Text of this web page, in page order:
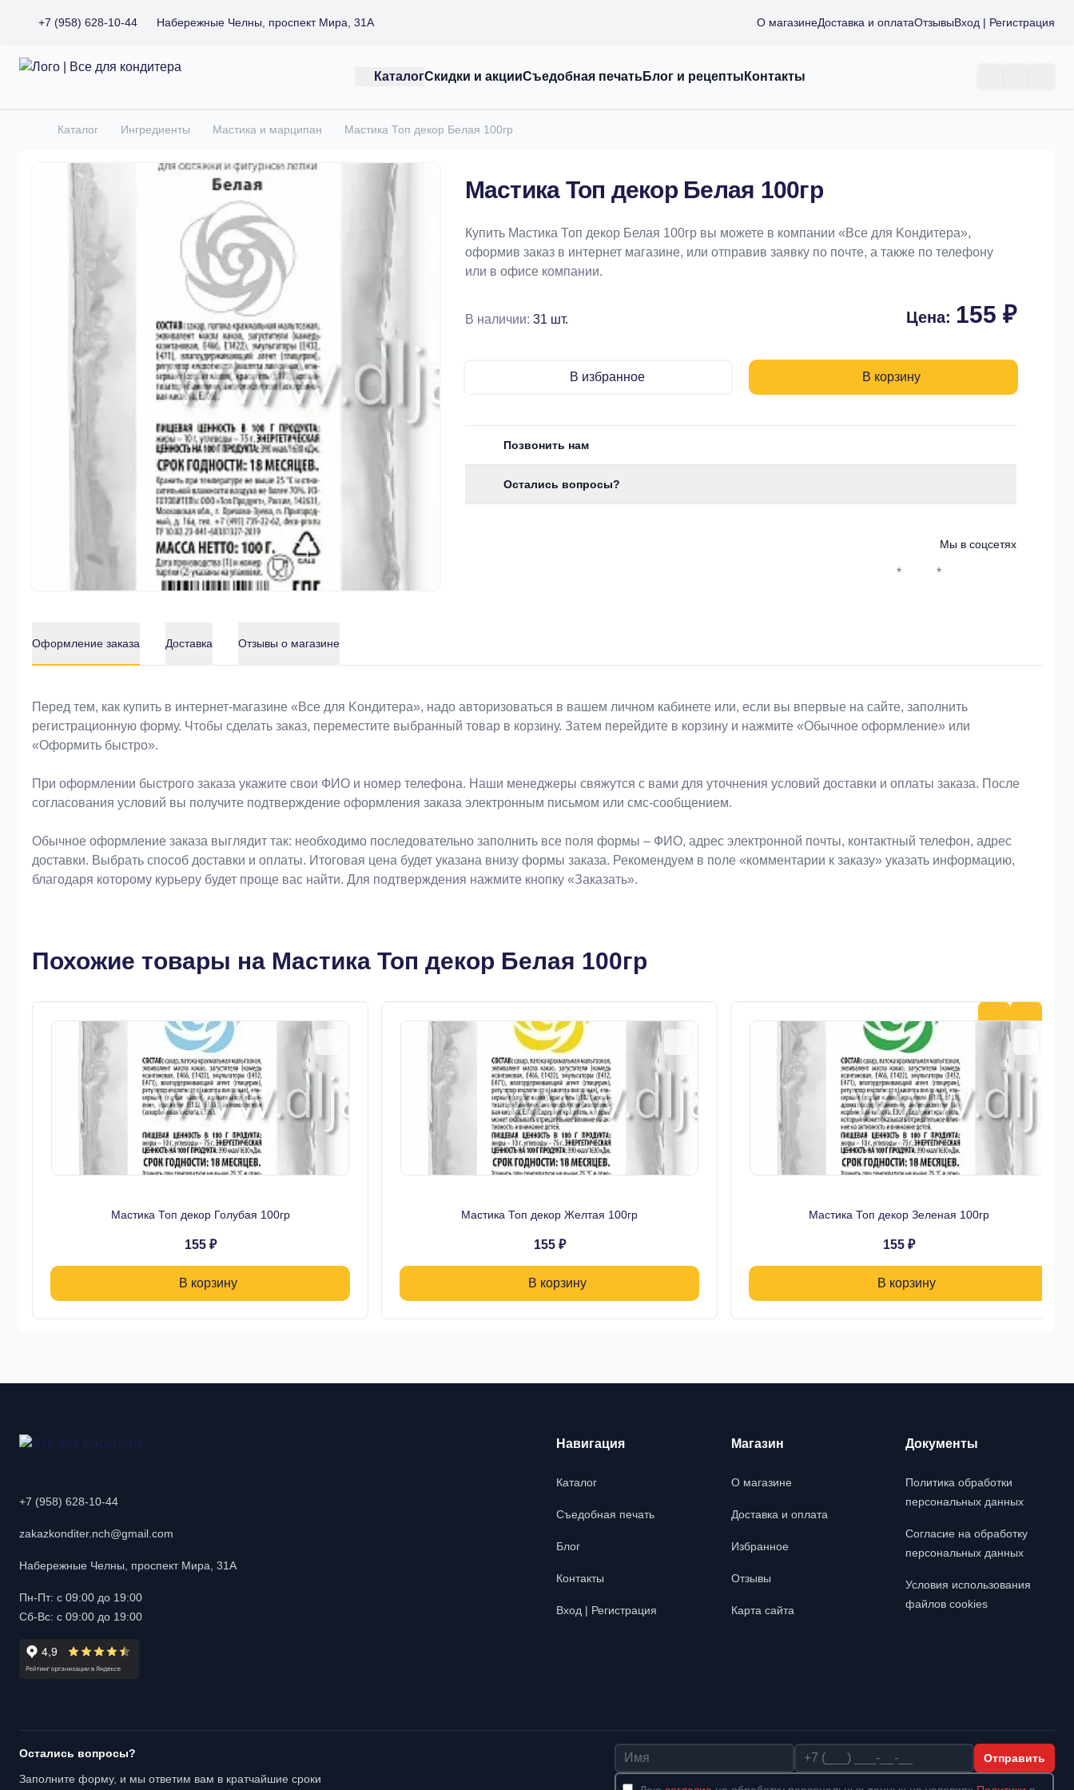
+7 (958) 628-10-44 Набережные Челны, проспект Мира, 31А О магазинеДоставка и оплатаОтзывыВход | Регистрация
Все для кондитера
КаталогСкидки и акцииСъедобная печатьБлог и рецепты Контакты
Главная
Каталог Ингредиенты Мастика и марципан Мастика Топ декор Белая 100гр
Мастика Топ декор Белая 100гр
Купить Мастика Топ декор Белая 100гр вы можете в компании «Bce для Koндитeрa»,
оформив заказ в интернет магазине, или отправив заявку по почте, а также по телефону
или в офисе компании.
В наличии: 31 шт. Цена: 155 ₽
В избранное В корзину
Позвонить нам
Остались вопросы?
Мы в соцсетях
* *
Оформление заказа Доставка Отзывы о магазине
Оформление заказа
Перед тем, как купить в интернет-магазине «Bce для Koндитeрa», надо авторизоваться в вашем личном кабинете или, если вы впервые на сайте, заполнить
регистрационную форму. Чтобы сделать заказ, переместите выбранный товар в корзину. Затем перейдите в корзину и нажмите «Обычное оформление» или
«Оформить быстро».
При оформлении быстрого заказа укажите свои ФИО и номер телефона. Наши менеджеры свяжутся с вами для уточнения условий доставки и оплаты заказа. После
согласования условий вы получите подтверждение оформления заказа электронным письмом или смс-сообщением.
Обычное оформление заказа выглядит так: необходимо последовательно заполнить все поля формы – ФИО, адрес электронной почты, контактный телефон, адрес
доставки. Выбрать способ доставки и оплаты. Итоговая цена будет указана внизу формы заказа. Рекомендуем в поле «комментарии к заказу» указать информацию,
благодаря которому курьеру будет проще вас найти. Для подтверждения нажмите кнопку «Заказать».
Похожие товары на Мастика Топ декор Белая 100гр
Мастика Топ декор Голубая 100гр
155 ₽
В корзину
Мастика Топ декор Желтая 100гр
155 ₽
В корзину
Мастика Топ декор Зеленая 100гр
155 ₽
В корзину
+7 (958) 628-10-44
zakazkonditer.nch@gmail.com
Набережные Челны, проспект Мира, 31А
Пн-Пт: с 09:00 до 19:00
Сб-Вс: с 09:00 до 19:00
Навигация
Каталог
Съедобная печать
Блог
Контакты
Вход | Регистрация
Магазин
О магазине
Доставка и оплата
Избранное
Отзывы
Карта сайта
Документы
Политика обработки
персональных данных
Согласие на обработку
персональных данных
Условия использования
файлов cookies
Остались вопросы?
Заполните форму, и мы ответим вам в кратчайшие сроки
Имя Телефон Отправить